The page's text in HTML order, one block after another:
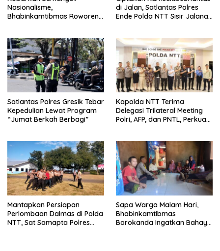
Nasionalisme,
Bhabinkamtibmas Roworena
di Jalan, Satlantas Polres
Ende Polda NTT Sisir Jalanan
Satlantas Polres Gresik Tebar
Kepedulian Lewat Program
“Jumat Berkah Berbagi”
Kapolda NTT Terima
Delegasi Trilateral Meeting
Polri, AFP, dan PNTL, Perkuat
Mantapkan Persiapan
Perlombaan Dalmas di Polda
NTT, Sat Samapta Polres
Sapa Warga Malam Hari,
Bhabinkamtibmas
Borokanda Ingatkan Bahaya